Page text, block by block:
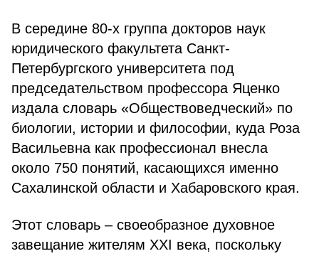
В середине 80-х группа докторов наук
юридического факультета Санкт-
Петербургского университета под
председательством профессора Яценко
издала словарь «Обществоведческий» по
биологии, истории и философии, куда Роза
Васильевна как профессионал внесла
около 750 понятий, касающихся именно
Сахалинской области и Хабаровского края.
Этот словарь – своеобразное духовное
завещание жителям XXI века, поскольку